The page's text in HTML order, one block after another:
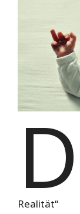
D
Realität“